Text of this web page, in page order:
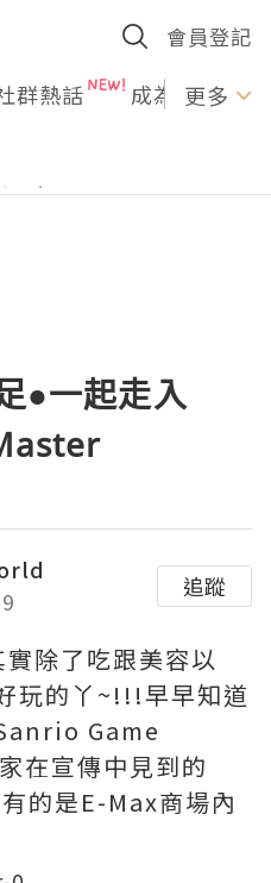
會員登記
群熱話 成為U更多
●一起走入
追蹤
除了吃跟美容以
玩的丫~!!!早早知道
Game
在宣傳中見到的
的是E-Max商場內